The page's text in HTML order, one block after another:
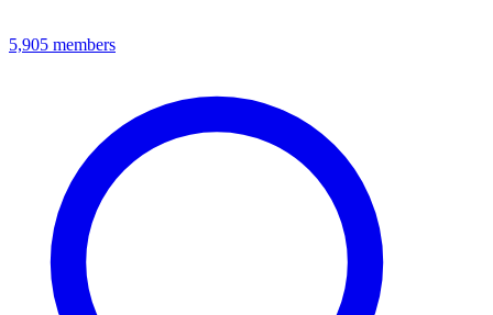
5,905 members